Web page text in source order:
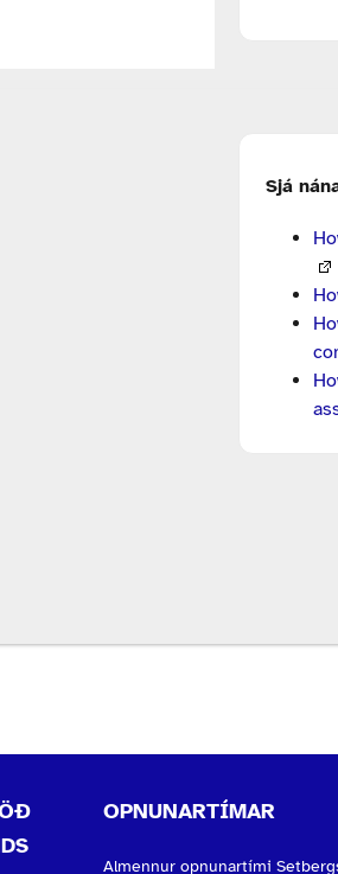
Sjá
OPNUNARTÍMAR
Almennur opnunartími